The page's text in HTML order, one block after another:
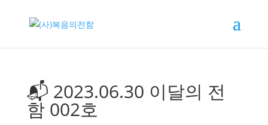
📬 2023.06.30 이달의 전
함 002호